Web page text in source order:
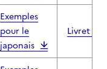
Exemples
pour le
japonais
Livret